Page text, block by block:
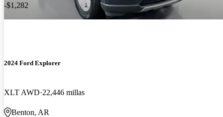
-$1,282
2024 Ford Explorer
XLT AWD 22,446 millas
Benton, AR